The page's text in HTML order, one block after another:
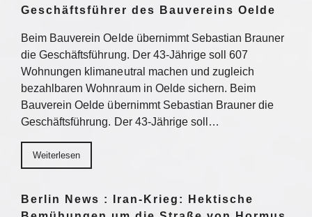
Geschäftsführer des Bauvereins Oelde
Beim Bauverein Oelde übernimmt Sebastian Brauner
die Geschäftsführung. Der 43-Jährige soll 607
Wohnungen klimaneutral machen und zugleich
bezahlbaren Wohnraum in Oelde sichern. Beim
Bauverein Oelde übernimmt Sebastian Brauner die
Geschäftsführung. Der 43-Jährige soll…
Weiterlesen
Berlin News : Iran-Krieg: Hektische